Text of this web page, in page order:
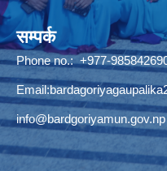
सम्पर्क
Phone no.: +977-
Email:
info@bardgoriyamun.gov.np